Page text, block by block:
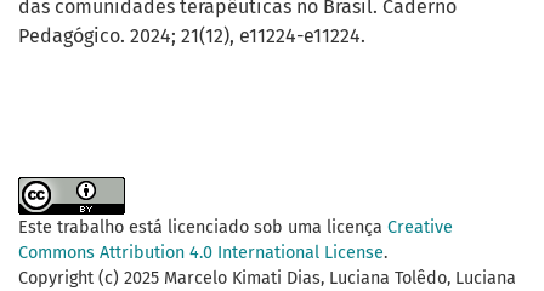
das comunidades terapêuticas no Brasil. Caderno
Pedagógico. 2024; 21(12), e11224-e11224.
Este trabalho está licenciado sob uma licença Creative
Commons Attribution 4.0 International License.
Copyright (c) 2025 Marcelo Kimati Dias, Luciana Tolêdo, Luciana